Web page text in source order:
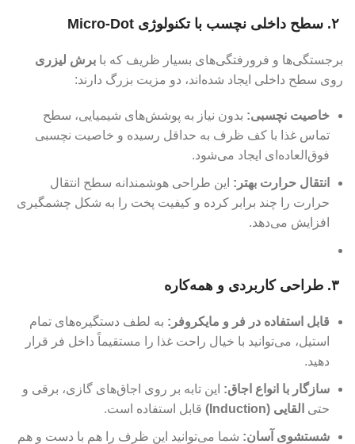
برجستگی‌ها و فرورفتگی‌های بسیار ظریف که با برش لیزری
روی سطح داخلی ایجاد شده‌اند، دو مزیت بزرگ دارند:
خاصیت نچسبی: بدون نیاز به پوشش‌های شیمیایی، سطح
تماس غذا با کف ظرف به حداقل رسیده و خاصیت نچسبی
فوق‌العاده‌ای ایجاد می‌شود.
انتقال حرارت بهتر: این طراحی هوشمندانه سطح انتقال
حرارت را چند برابر کرده و کیفیت پخت را به شکل چشمگیری
افزایش می‌دهد.
قابل استفاده در فر و مایکروفر: به لطف دستگیره‌های تمام
استیل، می‌توانید با خیال راحت غذا را مستقیماً داخل فر قرار
دهید.
سازگار با انواع اجاق: این تابه بر روی اجاق‌های گازی، برقی و
حتی القایی (Induction) قابل استفاده است.
شستشوی آسان: شما می‌توانید این ظرف را هم با دست و هم